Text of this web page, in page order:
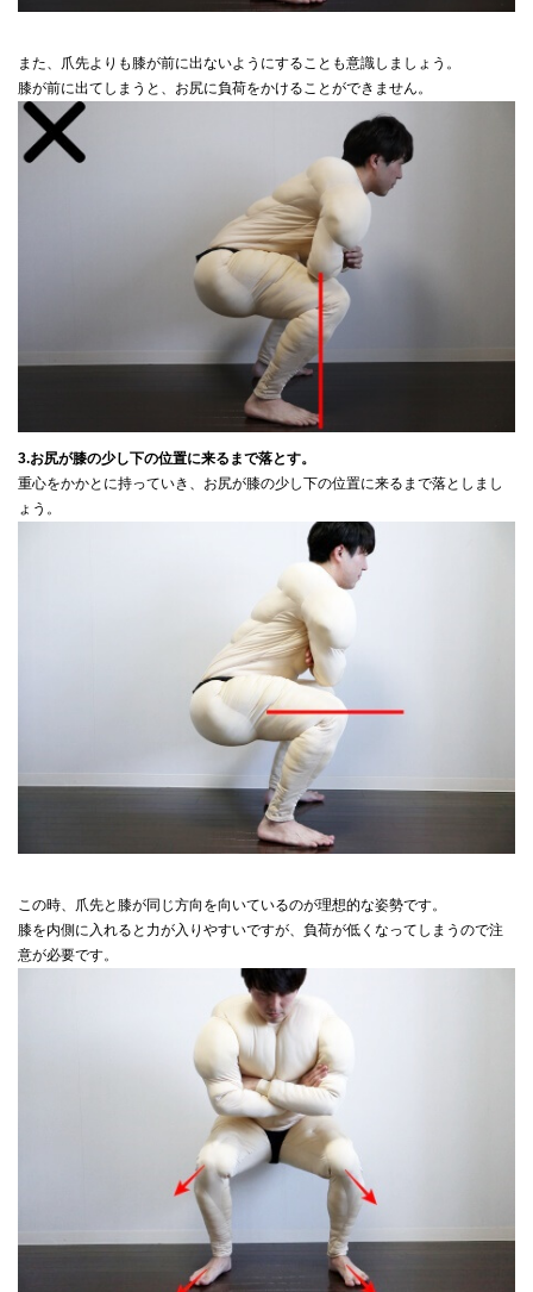
また、爪先よりも膝が前に出ないようにすることも意識しましょう。
膝が前に出てしまうと、お尻に負荷をかけることができません。
3.お尻が膝の少し下の位置に来るまで落とす。
重心をかかとに持っていき、お尻が膝の少し下の位置に来るまで落としまし
ょう。
この時、爪先と膝が同じ方向を向いているのが理想的な姿勢です。
膝を内側に入れると力が入りやすいですが、負荷が低くなってしまうので注
意が必要です。